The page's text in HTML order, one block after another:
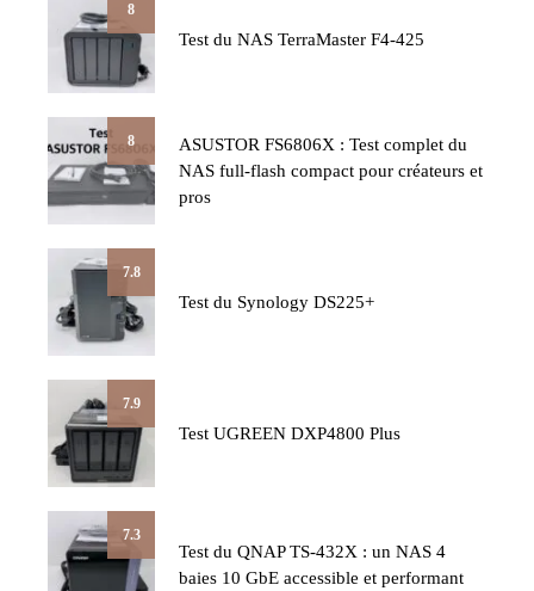
8
Test du NAS TerraMaster F4-425
8
ASUSTOR FS6806X : Test complet du
NAS full-flash compact pour créateurs et
pros
7.8
Test du Synology DS225+
7.9
Test UGREEN DXP4800 Plus
7.3
Test du QNAP TS-432X : un NAS 4
baies 10 GbE accessible et performant